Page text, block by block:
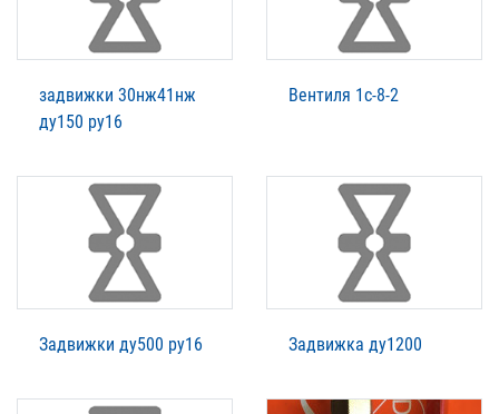
задвижки 30нж41нж
ду150 ру16
Вентиля 1с-8-2
Задвижки ду500 ру16 Задвижка ду1200